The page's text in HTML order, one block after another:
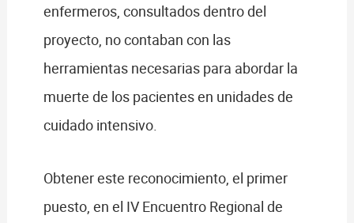
enfermeros, consultados dentro del
proyecto, no contaban con las
herramientas necesarias para abordar la
muerte de los pacientes en unidades de
cuidado intensivo.
Obtener este reconocimiento, el primer
puesto, en el IV Encuentro Regional de